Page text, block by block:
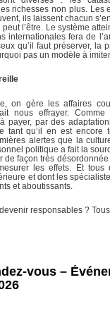
richesses non plus. Les
ils laissent chacun
l’être. Le système
internationales fera de
qu’il faut préserver, la
pas un modèle à imiter.
on gère les affaires
nous effrayer.
payer, par des
tant qu’il en est encore
alertes que la
politique a fait la
de façon très
les effets. Et
et dont les
et aboutissants.
responsables ?
vous –